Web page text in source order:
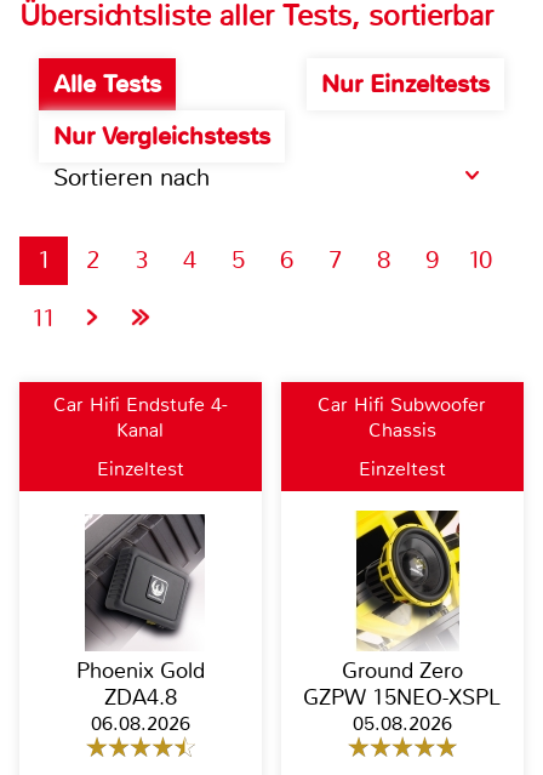
Übersichtsliste aller Tests, sortierbar
Alle Tests
Nur Einzeltests
Nur Vergleichstests
Sortieren nach
1 2 3 4 5 6 7 8 9
10
11
Car Hifi Endstufe 4-
Kanal
Einzeltest
Phoenix Gold
ZDA4.8
06.08.2026
Car Hifi Subwoofer
Chassis
Einzeltest
Ground Zero
GZPW 15NEO-XSPL
05.08.2026